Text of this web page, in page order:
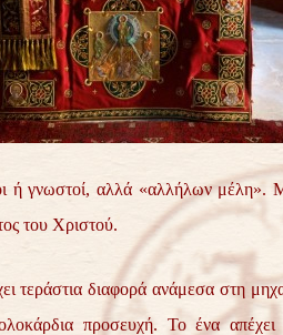
ή γνωστοί, αλλά «αλλήλων μέλη».
του Χριστού.
τεράστια διαφορά ανάμεσα στη
προσευχή. Το ένα